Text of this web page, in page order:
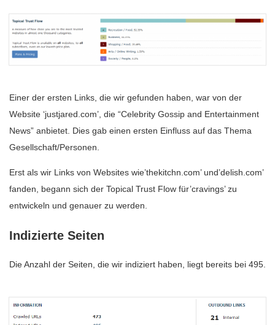
Einer der ersten Links, die wir gefunden haben, war von der
Website ‘justjared.com’, die “Celebrity Gossip and Entertainment
News” anbietet. Dies gab einen ersten Einfluss auf das Thema
Gesellschaft/Personen.
Erst als wir Links von Websites wie’thekitchn.com’ und’delish.com’
fanden, begann sich der Topical Trust Flow für’cravings’ zu
entwickeln und genauer zu werden.
Indizierte Seiten
Die Anzahl der Seiten, die wir indiziert haben, liegt bereits bei 495.